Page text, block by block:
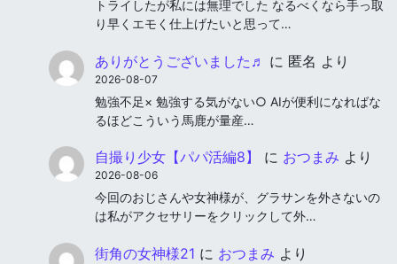
トライしたが私には無理でした なるべくなら手っ取
り早くエモく仕上げたいと思って…
ありがとうございました♬ に 匿名 より
2026-08-07
勉強不足× 勉強する気がない○ AIが便利になればな
るほどこういう馬鹿が量産…
自撮り少女【パパ活編8】 に おつまみ より
2026-08-06
今回のおじさんや女神様が、グラサンを外さないの
は私がアクセサリーをクリックして外…
街角の女神様21 に おつまみ より